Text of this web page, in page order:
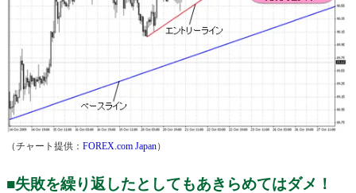
（チャート提供： FOREX.com Japan）
■失敗を繰り返したとしてもあきらめてはダメ！